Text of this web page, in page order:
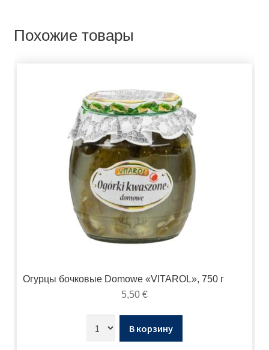
Похожие товары
Огурцы бочковые Domowe «VITAROL», 750 г
5,50 €
В корзину